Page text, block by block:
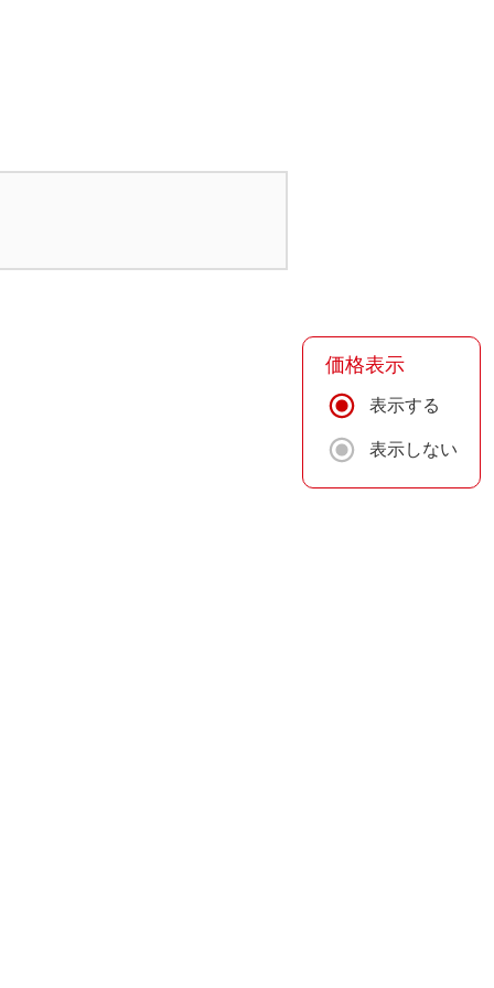
価格表示
表示する
表示しない